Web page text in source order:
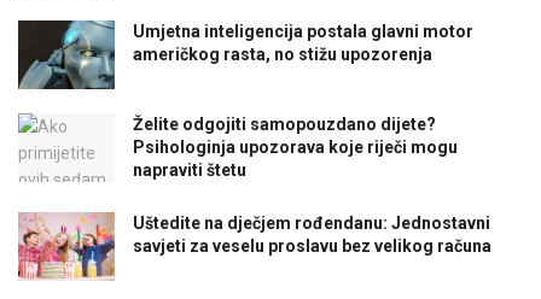
Umjetna inteligencija postala glavni motor
američkog rasta, no stižu upozorenja
Želite odgojiti samopouzdano dijete?
Psihologinja upozorava koje riječi mogu
napraviti štetu
Uštedite na dječjem rođendanu: Jednostavni
savjeti za veselu proslavu bez velikog računa